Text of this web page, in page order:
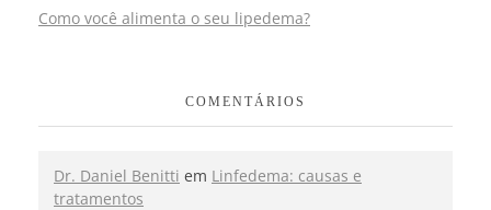
Como você alimenta o seu lipedema?
COMENTÁRIOS
Dr. Daniel Benitti em Linfedema: causas e
tratamentos